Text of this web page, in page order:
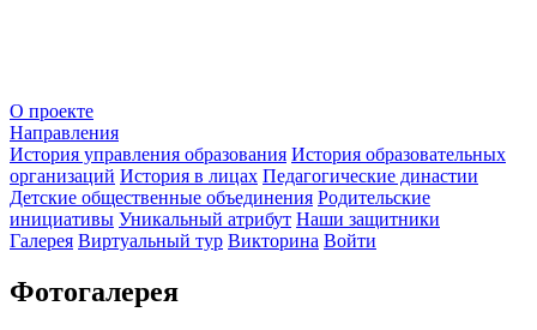
О проекте
Направления
История управления образования История образовательных
организаций История в лицах Педагогические династии
Детские общественные объединения Родительские
инициативы Уникальный атрибут Наши защитники
Галерея Виртуальный тур Викторина Войти
Фотогалерея